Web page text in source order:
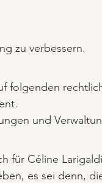
zu verbessern.
folgenden
und
für Céline
es sei denn,